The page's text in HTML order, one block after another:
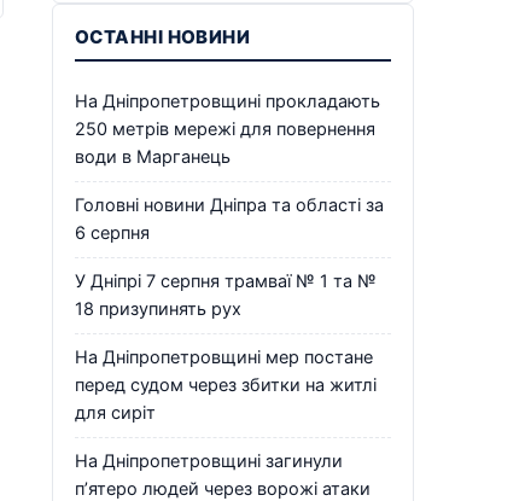
ОСТАННІ НОВИНИ
На Дніпропетровщині прокладають
250 метрів мережі для повернення
води в Марганець
Головні новини Дніпра та області за
6 серпня
У Дніпрі 7 серпня трамваї № 1 та №
18 призупинять рух
На Дніпропетровщині мер постане
перед судом через збитки на житлі
для сиріт
На Дніпропетровщині загинули
п’ятеро людей через ворожі атаки